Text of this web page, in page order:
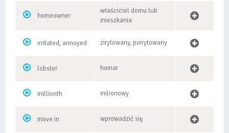
homeowner
właściciel domu lub
mieszkania
irritated, annoyed zirytowany, poirytowany
lobster homar
millionth milionowy
move in wprowadzić się